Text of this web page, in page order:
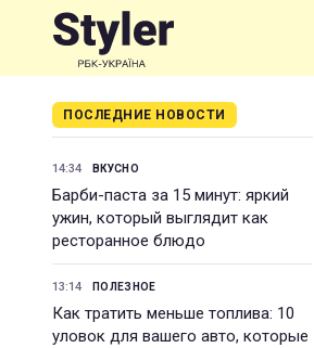
ПОСЛЕДНИЕ НОВОСТИ
14:34 ВКУСНО
Барби-паста за 15 минут: яркий
ужин, который выглядит как
ресторанное блюдо
13:14 ПОЛЕЗНОЕ
Как тратить меньше топлива: 10
уловок для вашего авто, которые